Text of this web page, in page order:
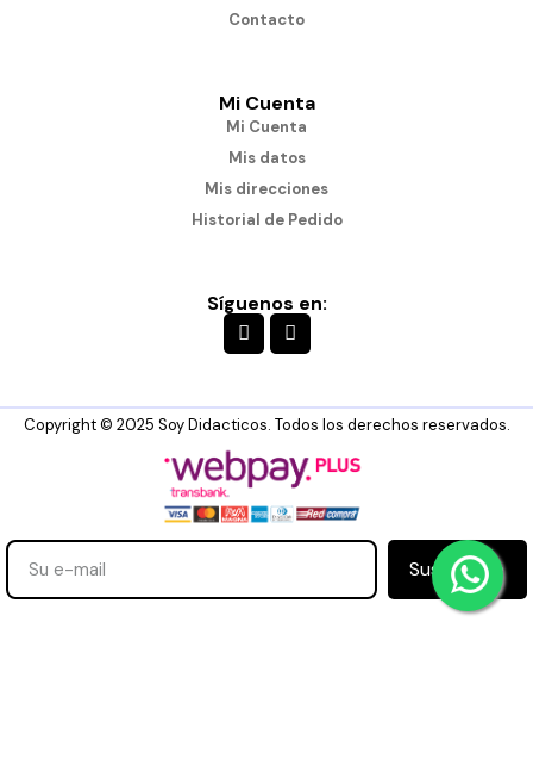
Contacto
Mi Cuenta
Mi Cuenta
Mis datos
Mis direcciones
Historial de Pedido
Síguenos en:
Copyright © 2025 Soy Didacticos. Todos los derechos reservados.
Suscribirse